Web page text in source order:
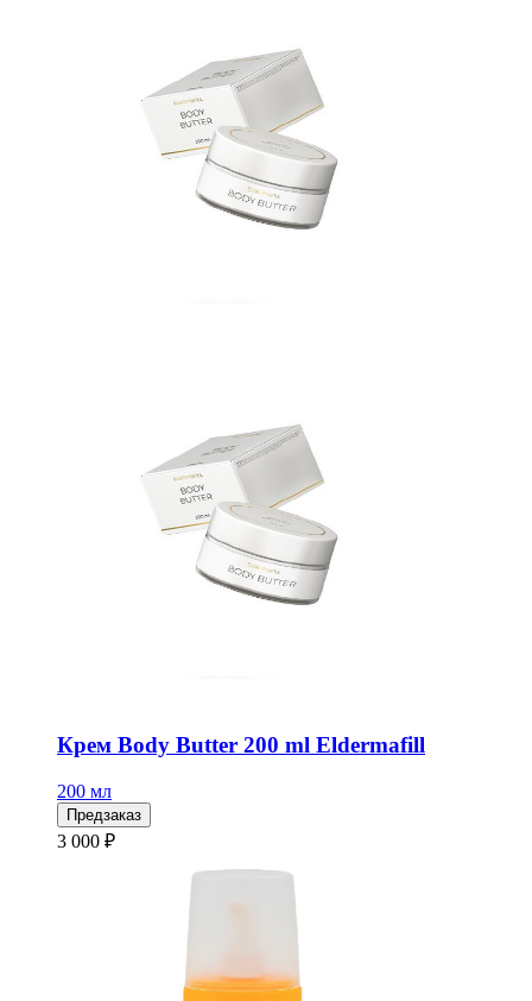
Крем Body Butter 200 ml Eldermafill
200 мл
Предзаказ
3 000 ₽